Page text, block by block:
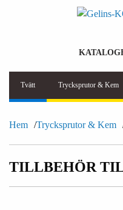
Tvätt Trycksprutor & Kem
Hem Trycksprutor & Kem
TILLBEHÖR